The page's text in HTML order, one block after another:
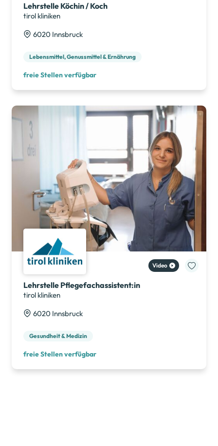
Lehrstelle Köchin / Koch
tirol kliniken
6020 Innsbruck
Lebensmittel, Genussmittel & Ernährung
freie Stellen verfügbar
Lehrstelle Pflegefachassistent:in
tirol kliniken
6020 Innsbruck
Gesundheit & Medizin
freie Stellen verfügbar